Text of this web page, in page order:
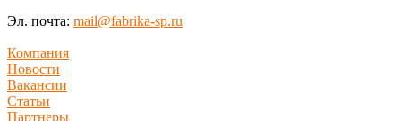
Эл. почта: mail@fabrika-sp.ru
Компания
Новости
Вакансии
Статьи
Партнеры